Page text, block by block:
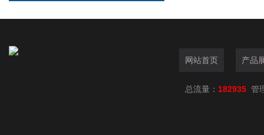
网站首页 产品
总流量： 182935 管